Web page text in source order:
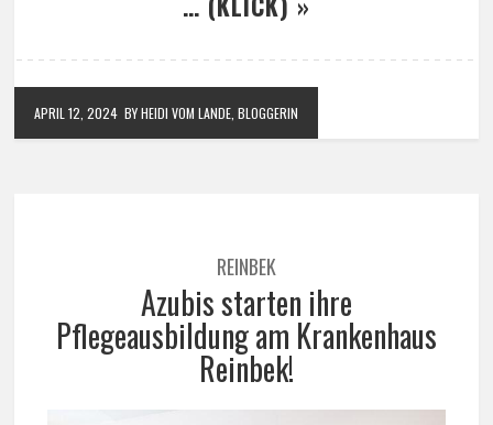
APRIL 12, 2024 BY HEIDI VOM LANDE, BLOGGERIN
REINBEK
Azubis starten ihre
Pflegeausbildung am Krankenhaus
Reinbek!